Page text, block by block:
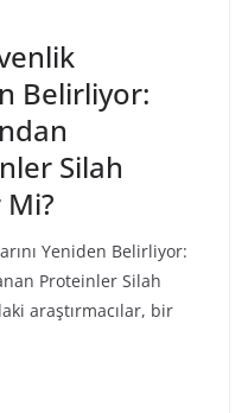
Belirliyor:
Silah
Yeniden Belirliyor:
Proteinler Silah
araştırmacılar, bir